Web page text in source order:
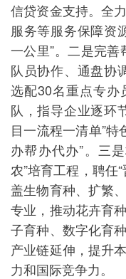
信贷资金支持。全
服务等服务保障资
一公里”。二是完善
队员协作、通盘协
选配30名重点专办
队，指导企业逐环
目一流程一清单”
办帮办代办”。三
农”培育工程，聘任
盖生物育种、扩繁
专业，推动花卉育
子育种、数字化育
产业链延伸，提升
力和国际竞争力。